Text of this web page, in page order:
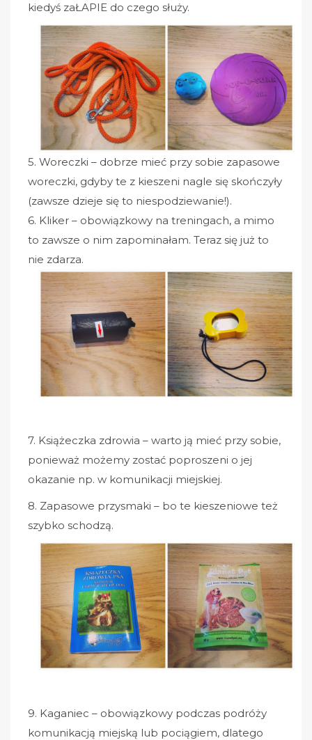
kiedyś zaŁAPIE do czego służy.
5. Woreczki – dobrze mieć przy sobie zapasowe
woreczki, gdyby te z kieszeni nagle się skończyły
(zawsze dzieje się to niespodziewanie!).
6. Kliker – obowiązkowy na treningach, a mimo
to zawsze o nim zapominałam. Teraz się już to
nie zdarza.
7. Książeczka zdrowia – warto ją mieć przy sobie,
ponieważ możemy zostać poproszeni o jej
okazanie np. w komunikacji miejskiej.
8. Zapasowe przysmaki – bo te kieszeniowe też
szybko schodzą.
9. Kaganiec – obowiązkowy podczas podróży
komunikacją miejską lub pociągiem, dlatego